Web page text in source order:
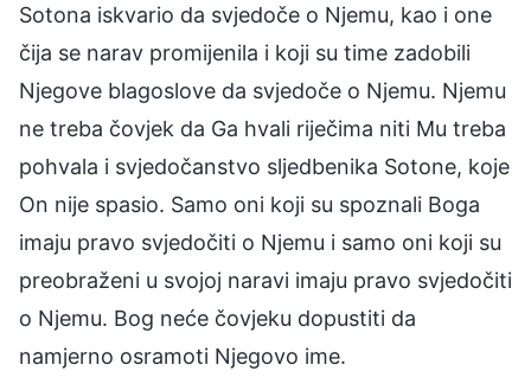
Sotona iskvario da svjedoče o Njemu, kao i one
čija se narav promijenila i koji su time zadobili
Njegove blagoslove da svjedoče o Njemu. Njemu
ne treba čovjek da Ga hvali riječima niti Mu treba
pohvala i svjedočanstvo sljedbenika Sotone, koje
On nije spasio. Samo oni koji su spoznali Boga
imaju pravo svjedočiti o Njemu i samo oni koji su
preobraženi u svojoj naravi imaju pravo svjedočiti
o Njemu. Bog neće čovjeku dopustiti da
namjerno osramoti Njegovo ime.